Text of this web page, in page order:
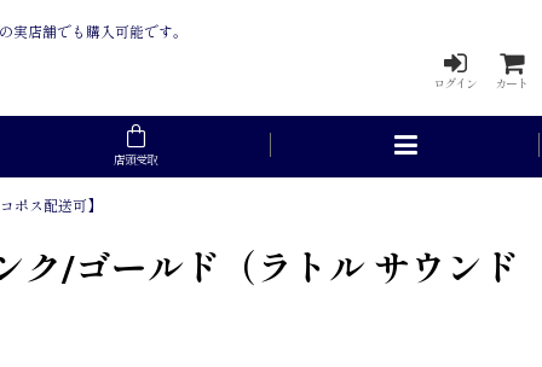
店舗でも購入可能です。
ログイン カート
店頭受取
ポス配送可】
ク/ゴールド（ラトル サウンド